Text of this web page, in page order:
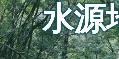
水源